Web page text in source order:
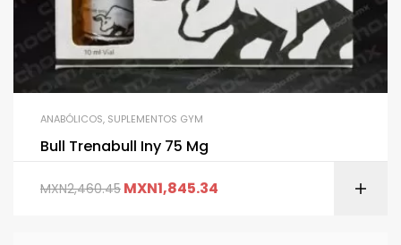
ANABÓLICOS, SUPLEMENTOS GYM
Bull Trenabull Iny 75 Mg
MXN2,460.45 MXN1,845.34